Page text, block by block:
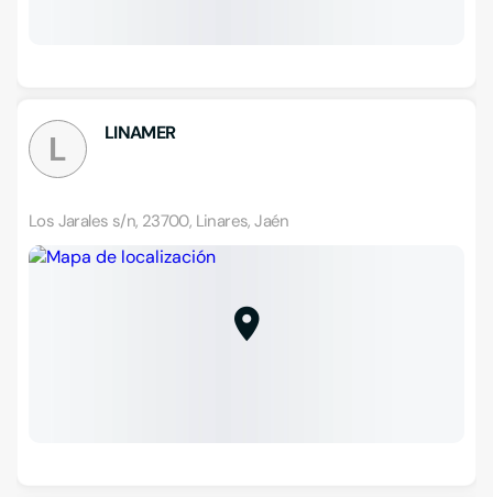
L LINAMER
Los Jarales s/n, 23700, Linares, Jaén